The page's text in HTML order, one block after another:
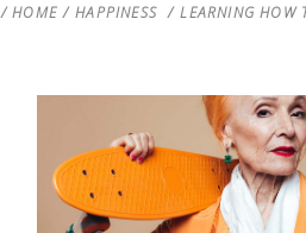
HOME / HAPPINESS / LEARNING HOW